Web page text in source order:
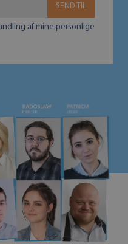
SEND TIL
af mine personlige